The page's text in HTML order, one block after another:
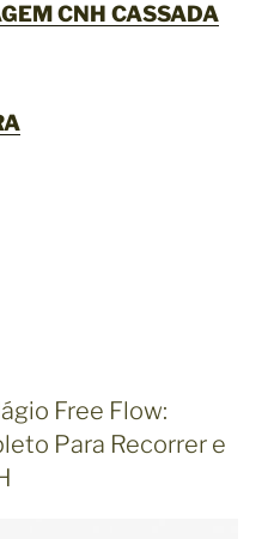
CNH CASSADA
Free Flow:
Para Recorrer e